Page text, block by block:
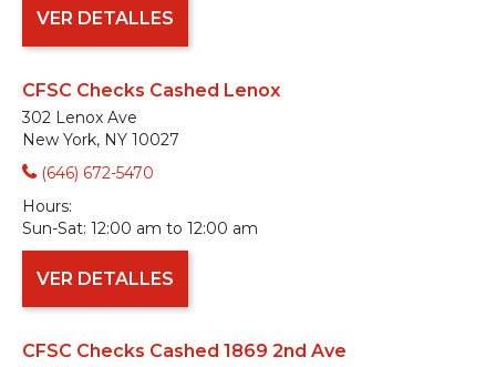
VER DETALLES
CFSC Checks Cashed Lenox
302 Lenox Ave
New York, NY 10027
(646) 672-5470
Hours:
Sun-Sat: 12:00 am to 12:00 am
VER DETALLES
CFSC Checks Cashed 1869 2nd Ave